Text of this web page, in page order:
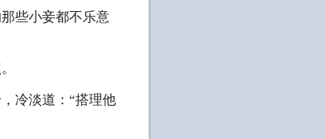
些小妾都不乐意
冷淡道：“搭理他